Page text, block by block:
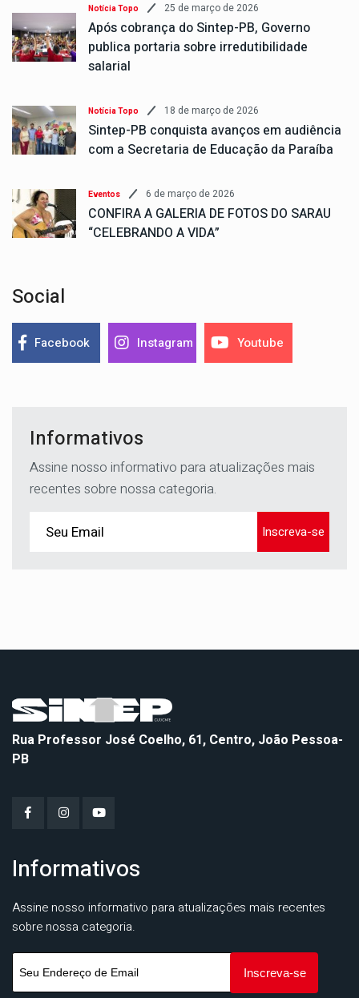
Notícia Topo 25 de março de 2026
Após cobrança do Sintep-PB, Governo
publica portaria sobre irredutibilidade
salarial
Notícia Topo 18 de março de 2026
Sintep-PB conquista avanços em audiência
com a Secretaria de Educação da Paraíba
Eventos 6 de março de 2026
CONFIRA A GALERIA DE FOTOS DO SARAU
“CELEBRANDO A VIDA”
Social
Facebook Instagram Youtube
Informativos
Assine nosso informativo para atualizações mais
recentes sobre nossa categoria.
Inscreva-se
Rua Professor José Coelho, 61, Centro, João Pessoa-
PB
Informativos
Assine nosso informativo para atualizações mais recentes
sobre nossa categoria.